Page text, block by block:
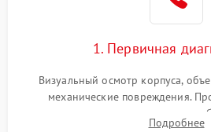
1. Первичная
Визуальный осмотр корпуса,
механические повреждения.
включение, считывание кодов
Подробнее